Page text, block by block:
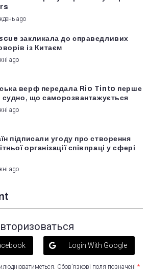
ago
закликала до справедливих
із Китаєм
ago
верф передала Rio Tinto перше
судно, що саморозвантажується
ago
підписали угоду про створення
організації співпраці у сфері
ago
Login With Google
Обов’язкові поля позначені *